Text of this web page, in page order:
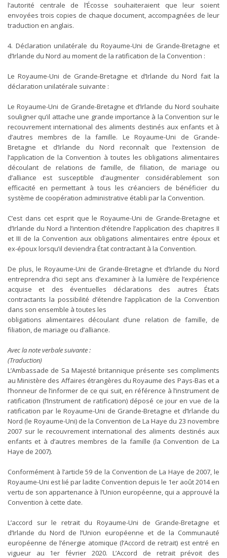
l’autorité centrale de l’Écosse souhaiteraient que leur soient
envoyées trois copies de chaque document, accompagnées de leur
traduction en anglais.
4. Déclaration unilatérale du Royaume-Uni de Grande-Bretagne et
d’Irlande du Nord au moment de la ratification de la Convention :
Le Royaume-Uni de Grande-Bretagne et d’Irlande du Nord fait la
déclaration unilatérale suivante :
Le Royaume-Uni de Grande-Bretagne et d’Irlande du Nord souhaite
souligner qu’il attache une grande importance à la Convention sur le
recouvrement international des aliments destinés aux enfants et à
d’autres membres de la famille. Le Royaume-Uni de Grande-
Bretagne et d’Irlande du Nord reconnaît que l’extension de
l’application de la Convention à toutes les obligations alimentaires
découlant de relations de famille, de filiation, de mariage ou
d’alliance est susceptible d’augmenter considérablement son
efficacité en permettant à tous les créanciers de bénéficier du
système de coopération administrative établi par la Convention.
C’est dans cet esprit que le Royaume-Uni de Grande-Bretagne et
d’Irlande du Nord a l’intention d’étendre l’application des chapitres II
et III de la Convention aux obligations alimentaires entre époux et
ex-époux lorsqu’il deviendra État contractant à la Convention.
De plus, le Royaume-Uni de Grande-Bretagne et d’Irlande du Nord
entreprendra d’ici sept ans d’examiner à la lumière de l’expérience
acquise et des éventuelles déclarations des autres États
contractants la possibilité d’étendre l’application de la Convention
dans son ensemble à toutes les
obligations alimentaires découlant d’une relation de famille, de
filiation, de mariage ou d’alliance.
Avec la note verbale suivante :
(Traduction)
L’Ambassade de Sa Majesté britannique présente ses compliments
au Ministère des Affaires étrangères du Royaume des Pays-Bas et a
l’honneur de l’informer de ce qui suit, en référence à l’instrument de
ratification (l’Instrument de ratification) déposé ce jour en vue de la
ratification par le Royaume-Uni de Grande-Bretagne et d’Irlande du
Nord (le Royaume-Uni) de la Convention de La Haye du 23 novembre
2007 sur le recouvrement international des aliments destinés aux
enfants et à d’autres membres de la famille (la Convention de La
Haye de 2007).
Conformément à l’article 59 de la Convention de La Haye de 2007, le
Royaume-Uni est lié par ladite Convention depuis le 1er août 2014 en
vertu de son appartenance à l’Union européenne, qui a approuvé la
Convention à cette date.
L’accord sur le retrait du Royaume-Uni de Grande-Bretagne et
d’Irlande du Nord de l’Union européenne et de la Communauté
européenne de l’énergie atomique (l’Accord de retrait) est entré en
vigueur au 1er février 2020. L’Accord de retrait prévoit des